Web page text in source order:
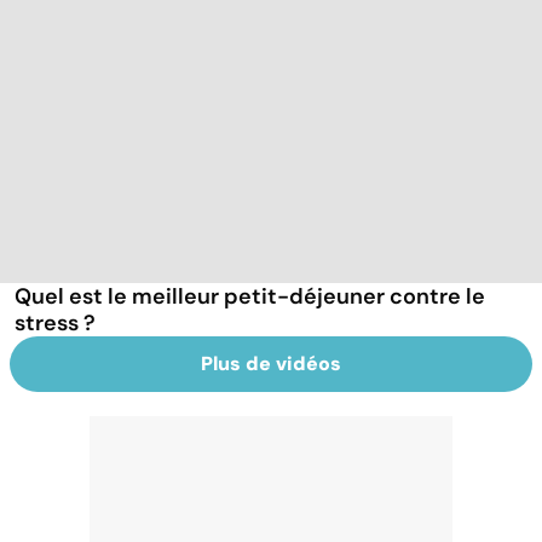
Quel est le meilleur petit-déjeuner contre le
stress ?
Plus de vidéos